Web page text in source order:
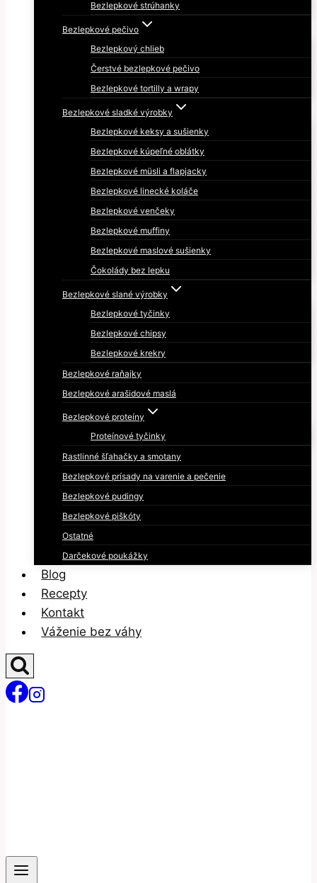
Bezlepkové strúhanky
Bezlepkové pečivo
Bezlepkový chlieb
Čerstvé bezlepkové pečivo
Bezlepkové tortilly a wrapy
Bezlepkové sladké výrobky
Bezlepkové keksy a sušienky
Bezlepkové kúpeľné oblátky
Bezlepkové müsli a flapjacky
Bezlepkové linecké koláče
Bezlepkové venčeky
Bezlepkové muffiny
Bezlepkové maslové sušienky
Čokolády bez lepku
Bezlepkové slané výrobky
Bezlepkové tyčinky
Bezlepkové chipsy
Bezlepkové krekry
Bezlepkové raňajky
Bezlepkové arašidové maslá
Bezlepkové proteíny
Proteínové tyčinky
Rastlinné šľahačky a smotany
Bezlepkové prísady na varenie a pečenie
Bezlepkové pudingy
Bezlepkové piškóty
Ostatné
Darčekové poukážky
Blog
Recepty
Kontakt
Váženie bez váhy